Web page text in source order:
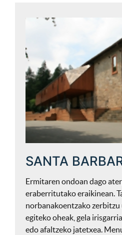
SANTA
Ermitaren ondoan dago
eraberritutako eraikinean.
norbanakoentzako zerbitzu
egiteko oheak, gela
edo afaltzeko jatetxea.